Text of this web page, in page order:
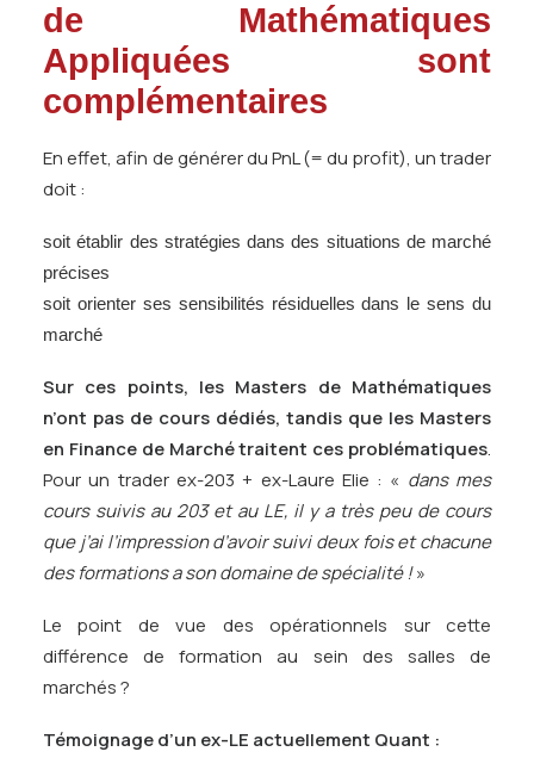
de Mathématiques
Appliquées sont
complémentaires
En effet, afin de générer du PnL (= du profit), un trader
doit :
soit établir des stratégies dans des situations de marché
précises
soit orienter ses sensibilités résiduelles dans le sens du
marché
Sur ces points, les Masters de Mathématiques
n’ont pas de cours dédiés, tandis que les Masters
en Finance de Marché traitent ces problématiques.
Pour un trader ex-203 + ex-Laure Elie : « dans mes
cours suivis au 203 et au LE, il y a très peu de cours
que j’ai l’impression d’avoir suivi deux fois et chacune
des formations a son domaine de spécialité !»
Le point de vue des opérationnels sur cette
différence de formation au sein des salles de
marchés ?
Témoignage d’un ex-LE actuellement Quant :